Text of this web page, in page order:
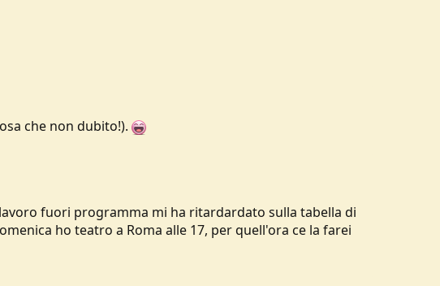
che non dubito!).
fuori programma mi ha ritardardato sulla tabella di
ho teatro a Roma alle 17, per quell'ora ce la farei